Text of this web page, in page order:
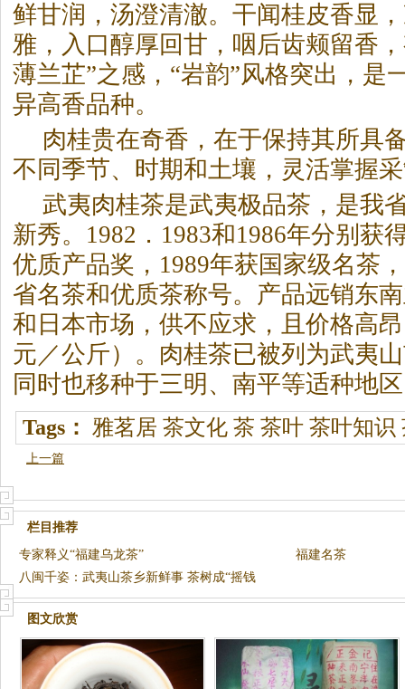
鲜甘润，汤澄清澈。干闻桂皮香显
雅，入口醇厚回甘，咽后齿颊留香
薄兰芷”之感，“岩韵”风格突出，是
异高香品种。
肉桂贵在奇香，在于保持其所具
不同季节、时期和土壤，灵活掌握
武夷肉桂茶是武夷极品茶，是我
新秀。1982．1983和1986年分别获
优质产品奖，1989年获国家级名茶
省名茶和优质茶称号。产品远销东
和日本市场，供不应求，且价格高
元／公斤）。肉桂茶已被列为武夷
同时也移种于三明、南平等适种地
Tags： 雅茗居 茶文化 茶 茶叶 茶叶知识
上一篇
栏目推荐
专家释义“福建乌龙茶”
福建名茶
八闽千姿：武夷山茶乡新鲜事 茶树成“摇钱
树”
图文欣赏